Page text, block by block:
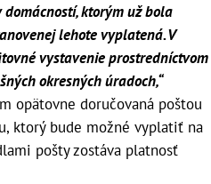
ktorým už bola
lehote vyplatená. V
vystavenie prostredníctvom
okresných úradoch,“
opätovne doručovaná poštou
ktorý bude možné vyplatiť na
pošty zostáva platnosť